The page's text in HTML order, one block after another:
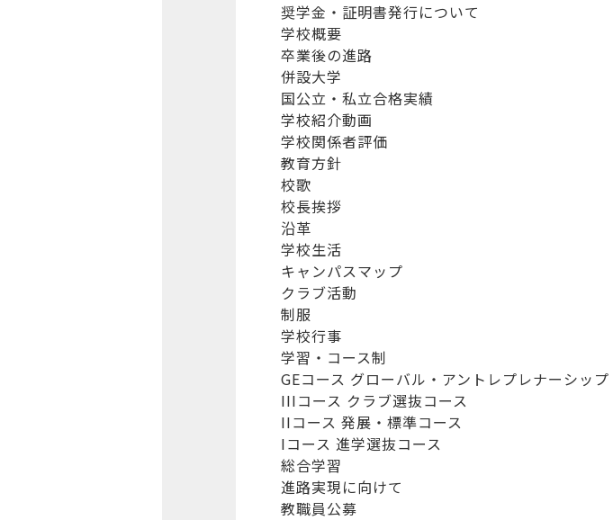
奨学金・証明書発行について
学校概要
卒業後の進路
併設大学
国公立・私立合格実績
学校紹介動画
学校関係者評価
教育方針
校歌
校長挨拶
沿革
学校生活
キャンパスマップ
クラブ活動
制服
学校行事
学習・コース制
GEコース グローバル・アントレプレナーシップ
IIIコース クラブ選抜コース
IIコース 発展・標準コース
Iコース 進学選抜コース
総合学習
進路実現に向けて
教職員公募